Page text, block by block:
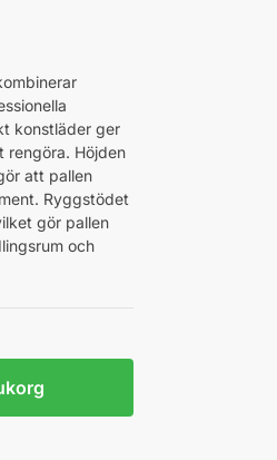
konstläder ger
rengöra. Höjden
att pallen
Ryggstödet
gör pallen
och